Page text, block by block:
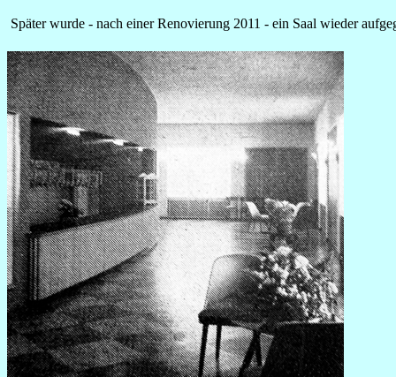
Später wurde - nach einer Renovierung 2011 - ein Saal wieder